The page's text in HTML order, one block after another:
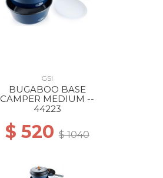
GSI
BUGABOO BASE
CAMPER MEDIUM --
44223
$ 520 $ 1040